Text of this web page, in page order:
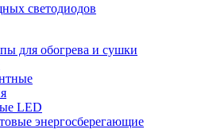
светодиодов
для обогрева и сушки
LED
энергосберегающие